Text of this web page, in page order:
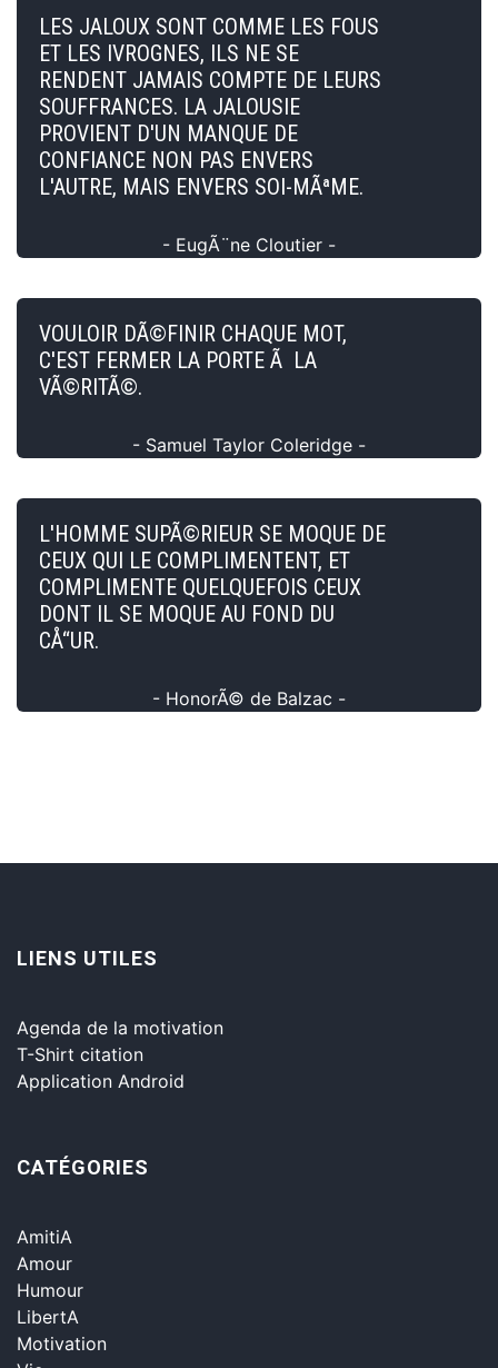
LES JALOUX SONT COMME LES FOUS
ET LES IVROGNES, ILS NE SE
RENDENT JAMAIS COMPTE DE LEURS
SOUFFRANCES. LA JALOUSIE
PROVIENT D'UN MANQUE DE
CONFIANCE NON PAS ENVERS
L'AUTRE, MAIS ENVERS SOI-MÃªME.
- EugÃ¨ne Cloutier -
VOULOIR DÃ©FINIR CHAQUE MOT,
C'EST FERMER LA PORTE Ã LA
VÃ©RITÃ©.
- Samuel Taylor Coleridge -
L'HOMME SUPÃ©RIEUR SE MOQUE DE
CEUX QUI LE COMPLIMENTENT, ET
COMPLIMENTE QUELQUEFOIS CEUX
DONT IL SE MOQUE AU FOND DU
CÅ“UR.
- HonorÃ© de Balzac -
LIENS UTILES
Agenda de la motivation
T-Shirt citation
Application Android
CATÉGORIES
AmitiA
Amour
Humour
LibertA
Motivation